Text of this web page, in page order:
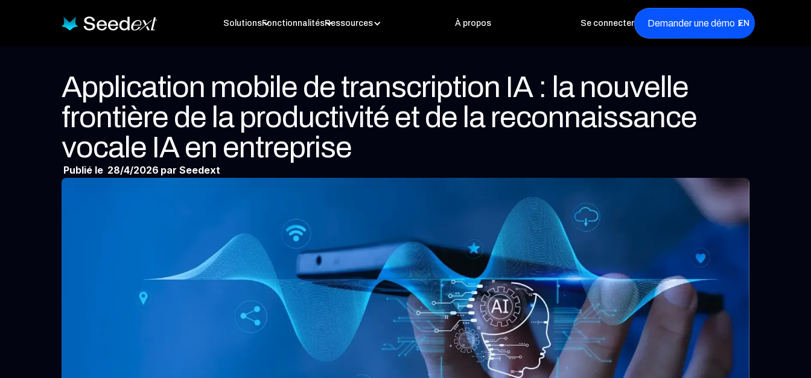
SolutionsFonctionnalitésRessources À propos Se connecter Demander une démo EN
Application mobile de transcription IA : la nouvelle
frontière de la productivité et de la reconnaissance
vocale IA en entreprise
Publié le 28/4/2026 par Seedext